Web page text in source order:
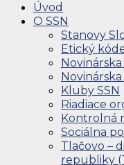
Úvod
O SSN
Stanovy
Etický
Kluby SSN
Riadiace
Kontrolná
Sociálna
Tlačovo –
republiky